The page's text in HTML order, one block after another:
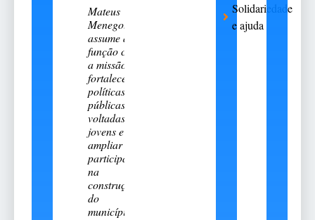
Mateus
Menegotto
assume a
função com
a missão de
fortalecer
políticas
públicas
voltadas aos
jovens e
ampliar sua
participação
na
construção
do
município
Solidariedade
e ajuda